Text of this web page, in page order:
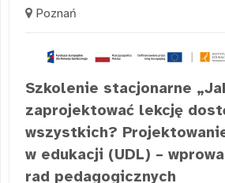
Poznań
Szkolenie stacjonarne
zaprojektować lekcję
wszystkich?
w edukacji (UDL) –
rad pedagogicznych